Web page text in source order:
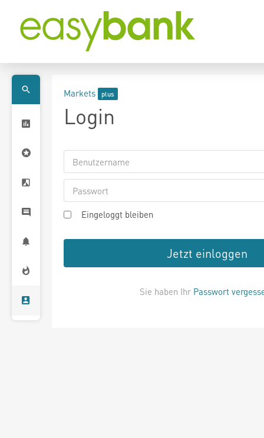
Markets
Login
Eingeloggt bleiben
Jetzt einloggen
Sie haben Ihr Passwort